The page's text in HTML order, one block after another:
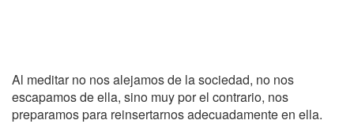
Al meditar no nos alejamos de la sociedad, no nos
escapamos de ella, sino muy por el contrario, nos
preparamos para reinsertarnos adecuadamente en ella.